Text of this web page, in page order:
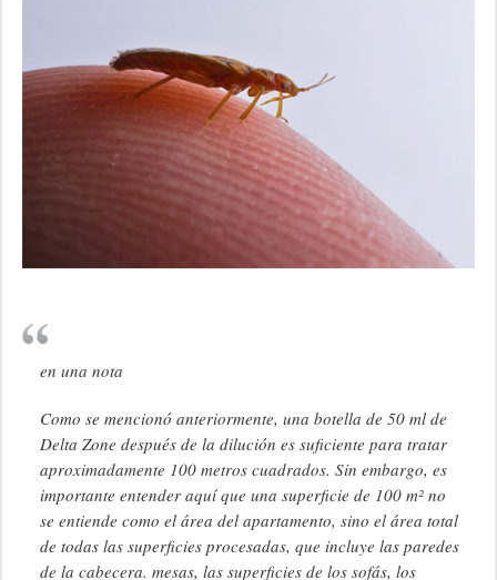
en una nota
Como se mencionó anteriormente, una botella de 50 ml de
Delta Zone después de la dilución es suficiente para tratar
aproximadamente 100 metros cuadrados. Sin embargo, es
importante entender aquí que una superficie de 100 m² no
se entiende como el área del apartamento, sino el área total
de todas las superficies procesadas, que incluye las paredes
de la cabecera. mesas, las superficies de los sofás, los